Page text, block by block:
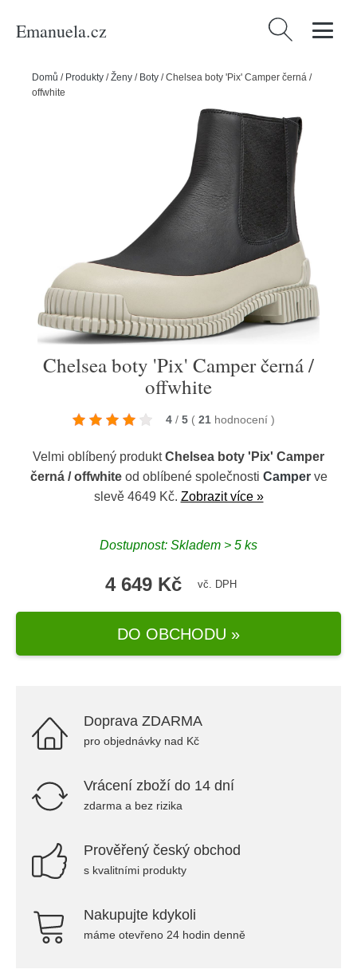
Emanuela.cz Vyhledávání
Domů / Produkty /Ženy / Boty /Chelsea boty 'Pix' Camper černá /
offwhite
Chelsea boty 'Pix' Camper černá /
offwhite
4 / 5 ( 21 hodnocení )
Velmi oblíbený produktChelsea boty 'Pix' Camper
černá / offwhiteod oblíbené společnosti Camperve
slevě 4649 Kč. Zobrazit více »
Dostupnost: Skladem > 5 ks
4 649 Kč vč. DPH
DO OBCHODU »
Doprava ZDARMA
pro objednávky nad Kč
Vrácení zboží do 14 dní
zdarma a bez rizika
Prověřený český obchod
s kvalitními produkty
Nakupujte kdykoli
máme otevřeno 24 hodin denně